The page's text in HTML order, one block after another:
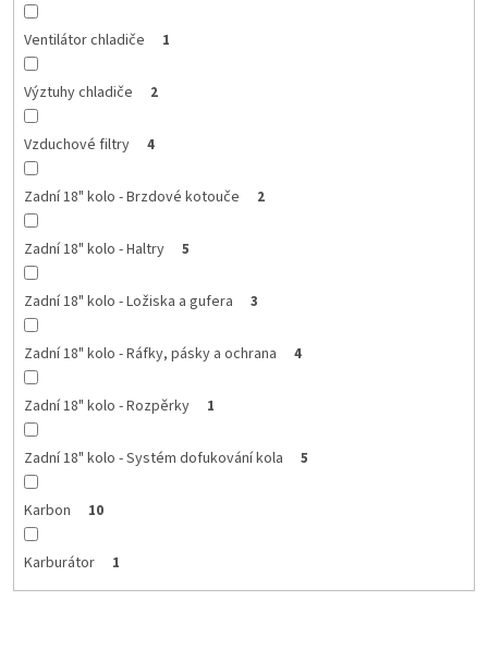
Ventilátor chladiče 1
Výztuhy chladiče 2
Vzduchové filtry 4
Zadní 18" kolo - Brzdové kotouče 2
Zadní 18" kolo - Haltry 5
Zadní 18" kolo - Ložiska a gufera 3
Zadní 18" kolo - Ráfky, pásky a ochrana 4
Zadní 18" kolo - Rozpěrky 1
Zadní 18" kolo - Systém dofukování kola 5
Karbon 10
Karburátor 1